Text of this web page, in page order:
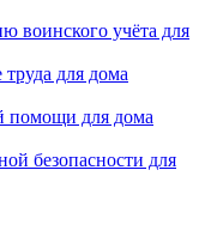
воинского учёта для
для дома
помощи для дома
безопасности для